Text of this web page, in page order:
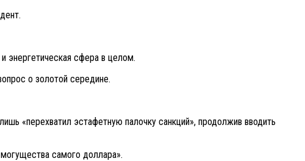
энергетическая сфера в целом.
о золотой середине.
«перехватил эстафетную палочку санкций», продолжив вводить
самого доллара».